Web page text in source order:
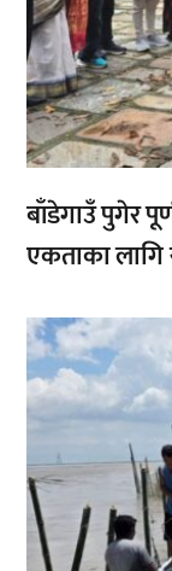
बाँडेगाउँ पुगेर
एकताका
,